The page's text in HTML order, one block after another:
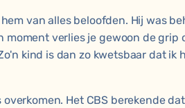
van alles beloofden. Hij was
verlies je gewoon de grip
kind is dan zo kwetsbaar dat ik
Het CBS berekende